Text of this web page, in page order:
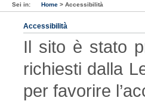
Sei in: Home > Accessibilità
Accessibilità
Il sito è stato
richiesti dalla
per favorire